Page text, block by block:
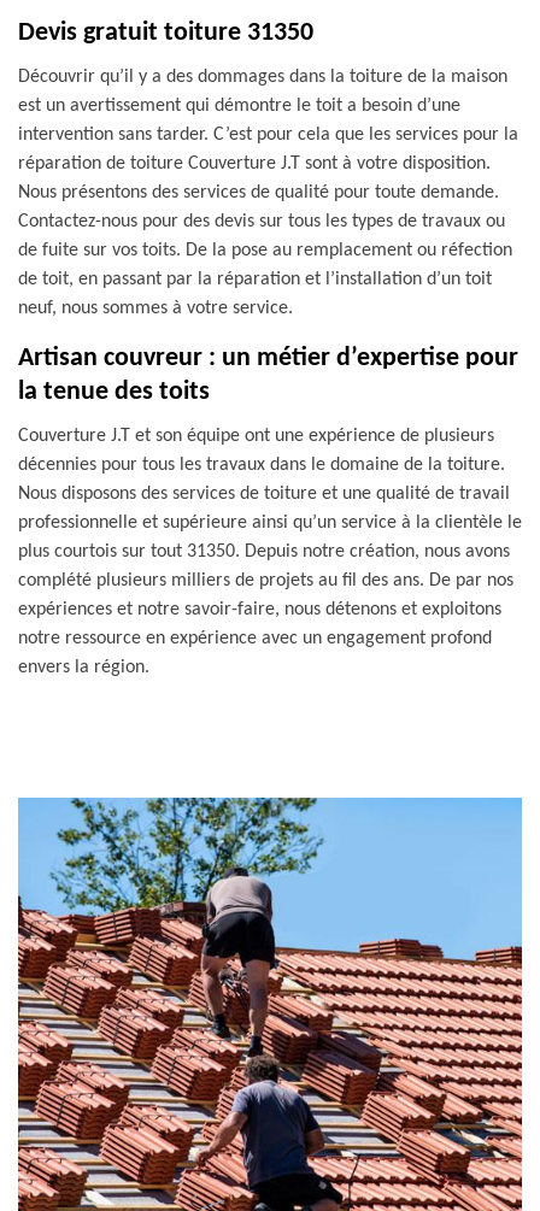
Devis gratuit toiture 31350
Découvrir qu’il y a des dommages dans la toiture de la maison
est un avertissement qui démontre le toit a besoin d’une
intervention sans tarder. C’est pour cela que les services pour la
réparation de toiture Couverture J.T sont à votre disposition.
Nous présentons des services de qualité pour toute demande.
Contactez-nous pour des devis sur tous les types de travaux ou
de fuite sur vos toits. De la pose au remplacement ou réfection
de toit, en passant par la réparation et l’installation d’un toit
neuf, nous sommes à votre service.
Artisan couvreur : un métier d’expertise pour
la tenue des toits
Couverture J.T et son équipe ont une expérience de plusieurs
décennies pour tous les travaux dans le domaine de la toiture.
Nous disposons des services de toiture et une qualité de travail
professionnelle et supérieure ainsi qu’un service à la clientèle le
plus courtois sur tout 31350. Depuis notre création, nous avons
complété plusieurs milliers de projets au fil des ans. De par nos
expériences et notre savoir-faire, nous détenons et exploitons
notre ressource en expérience avec un engagement profond
envers la région.